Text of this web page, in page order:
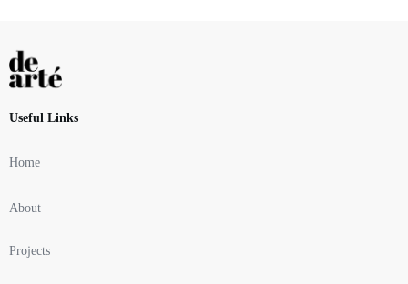
Useful Links
Home
About
Projects